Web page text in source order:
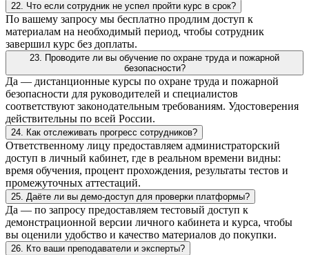
22. Что если сотрудник не успел пройти курс в срок?
По вашему запросу мы бесплатно продлим доступ к
материалам на необходимый период, чтобы сотрудник
завершил курс без доплаты.
23. Проводите ли вы обучение по охране труда и пожарной
безопасности?
Да — дистанционные курсы по охране труда и пожарной
безопасности для руководителей и специалистов
соответствуют законодательным требованиям. Удостоверения
действительны по всей России.
24. Как отслеживать прогресс сотрудников?
Ответственному лицу предоставляем администраторский
доступ в личный кабинет, где в реальном времени видны:
время обучения, процент прохождения, результаты тестов и
промежуточных аттестаций.
25. Даёте ли вы демо-доступ для проверки платформы?
Да — по запросу предоставляем тестовый доступ к
демонстрационной версии личного кабинета и курса, чтобы
вы оценили удобство и качество материалов до покупки.
26. Кто ваши преподаватели и эксперты?